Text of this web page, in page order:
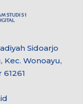
Sidoarjo
Kec. Wonoayu,